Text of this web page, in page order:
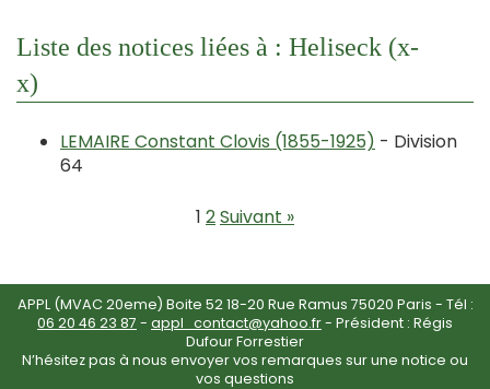
Liste des notices liées à : Heliseck (x-
x)
LEMAIRE Constant Clovis (1855-1925) - Division
64
1 2Suivant »
APPL (MVAC 20eme) Boite 52 18-20 Rue Ramus 75020 Paris - Tél :
06 20 46 23 87 - appl_contact@yahoo.fr- Président : Régis
Dufour Forrestier
N’hésitez pas à nous envoyer vos remarques sur une notice ou
vos questions